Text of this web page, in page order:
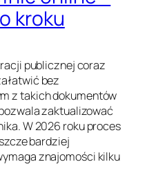
kroku
publicznej coraz
bez
z takich dokumentów
zaktualizować
W 2026 roku proces
bardziej
znajomości kilku